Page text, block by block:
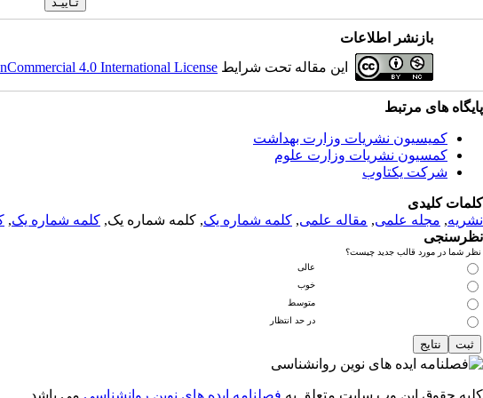
بازنشر اطلاعات
این مقاله تحت شرایط 4.0 International License
پایگاه های مرتبط
کمیسیون نشریات وزارت بهداشت
کمسیون نشریات وزارت علوم
شرکت یکتاوب
کلمات کلیدی
نشریه, مجله علمی, مقاله علمی, کلمه شماره یک, کلمه شماره یک, کلمه شماره یک,
نظرسنجی
نظر شما در مورد قالب جدید چیست؟
عالی
خوب
متوسط
در حد انتظار
کلیه حقوق این وب سایت متعلق به فصلنامه ایده های نوین روانشناسی می باشد.